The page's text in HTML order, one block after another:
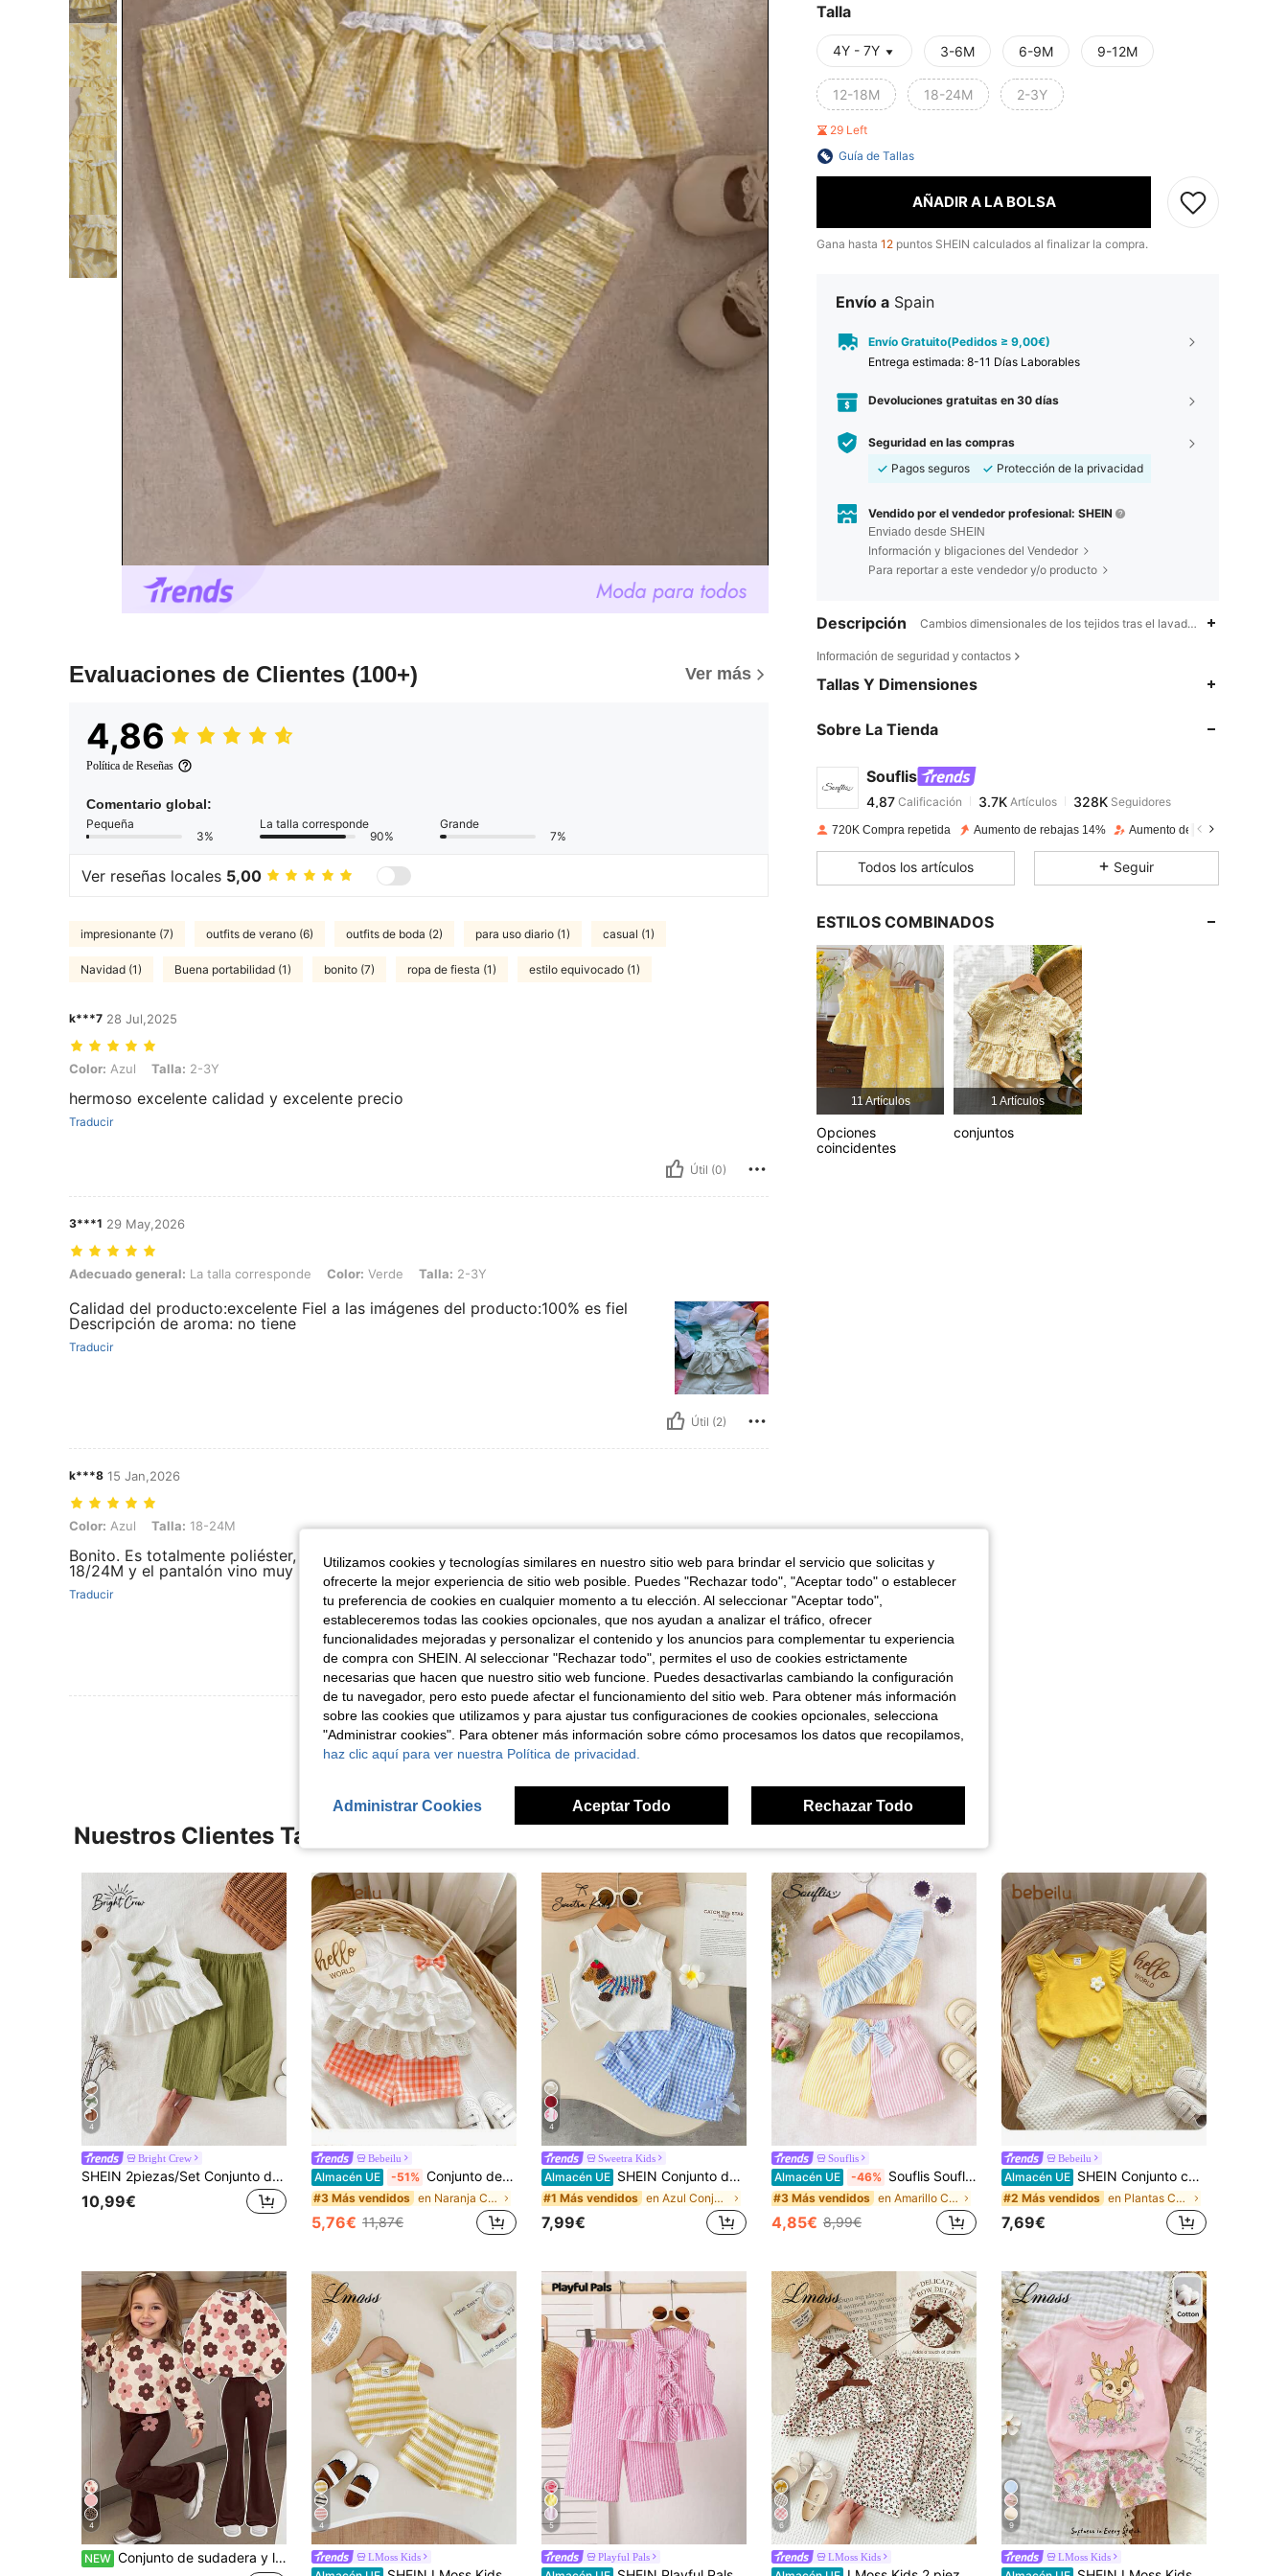
Evaluaciones de Clientes (100+) Ver más
4,86
Política de Reseñas
Comentario global:
Pequeña
3%
La talla corresponde
90%
Grande
7%
Ver reseñas locales 5,00
impresionante (7) outfits de verano (6) outfits de boda (2) para uso diario (1) casual (1)
Navidad (1) Buena portabilidad (1) bonito (7) ropa de fiesta (1) estilo equivocado (1)
k***7 28 Jul,2025
Color: Azul, Talla: 2-3Y
Color: Azul Talla: 2-3Y
hermoso excelente calidad y excelente precio
Traducir
Útil (0)
3***1 29 May,2026
Adecuado general: La talla corresponde, Color: Verde, Talla: 2-3Y
Adecuado general: La talla corresponde Color: Verde Talla: 2-3Y
Calidad del producto:excelente Fiel a las imágenes del producto:100% es fiel
Descripción de aroma: no tiene
Traducir
Útil (2)
k***8 15 Jan,2026
Color: Azul, Talla: 18-24M
Color: Azul Talla: 18-24M
Bonito. Es totalmente poliéster, la blusa viene un poco reducida para ser talla
18/24M y el pantalón vino muy largo le tuve que mandar a cortar
Traducir
Ver Más Reseñas
Talla
4Y - 7Y 3-6M 6-9M 9-12M
12-18M 18-24M 2-3Y
29 Left
Guía de Tallas
AÑADIR A LA BOLSA
Gana hasta 12 puntos SHEIN calculados al finalizar la compra.
Envío a Spain
Envío Gratuito(Pedidos ≥ 9,00€)
Entrega estimada: 8-11 Días Laborables
Devoluciones gratuitas en 30 días
Seguridad en las compras
Pagos seguros
Protección de la privacidad
Vendido por el vendedor profesional: SHEIN
Enviado desde SHEIN
Información y bligaciones del Vendedor
Para reportar a este vendedor y/o producto
Descripción Cambios dimensionales de los tejidos tras el lavado doméstico,En
Información de seguridad y contactos
Tallas Y Dimensiones
Sobre La Tienda
Souflis
4,87
4,87 Calificación
o***kpagadoHace 1 día
4,87 3.7K 328K
4,87 3.7K 328K
4,87 3.7K 328K
4,87 3.7K
720K Compra repetida Aumento de rebajas 14% Aumento de seguidores 39%
Todos los artículos Seguir
ESTILOS COMBINADOS
11 Artículos
Opciones
coincidentes
1 Artículos
conjuntos
Nuestros Clientes También Vieron
4
Bright Crew
SHEIN 2piezas/Set Conjunto de Top de Tirantes con Lazo Dulce y Pantalones Largos de Cintura Elástica Casual y Lindo para Bebé Niña de Verano
10,99€
Bebeilu
Almacén UE -51% Conjunto de top de tirantes con volantes y shorts a cuadros para niña, estilo lindo de vacaciones de verano
#3 Más vendidos en Naranja Conjuntos para niñas
5,76€ 11,87€
4
Sweetra Kids
Almacén UE SHEIN Conjunto de top sin mangas texturizado azul y pantalones cortos a cuadros azules para bebé niña, decorado con lazo azul, conjunto esencial para uso diario
#1 Más vendidos en Azul Conjuntos de camisetas sin mangas para niñ
7,99€
Souflis
Almacén UE -46% Souflis Souflis Conjunto de top y shorts con bloques de color, rayas y volantes para niña bebé de vacaciones
#3 Más vendidos en Amarillo Conjuntos para niñas
4,85€ 8,99€
Bebeilu
Almacén UE SHEIN Conjunto casual de camiseta de manga corta con decoración floral 3D y pantalones a cuadros para niña bebé "Playful Pals"
#2 Más vendidos en Plantas Conjuntos de camisas para niñas
7,69€
4
NEW Conjunto de sudadera y leggings con estampado floral lindo para bebés niñas, conjunto de pantalones acampanados de cuello redondo suave en colores Morandi.
4
LMoss Kids
5
Playful Pals
#3 Más vendidos
6
LMoss Kids
9
LMoss Kids
Utilizamos cookies y tecnologías similares en nuestro sitio web para brindar el servicio que solicitas y
ofrecerte la mejor experiencia de sitio web posible. Puedes "Rechazar todo", "Aceptar todo" o establecer
tu preferencia de cookies en cualquier momento a tu elección. Al seleccionar "Aceptar todo",
estableceremos todas las cookies opcionales, que nos ayudan a analizar el tráfico, ofrecer
funcionalidades mejoradas y personalizar el contenido y los anuncios para complementar tu experiencia
de compra con SHEIN. Al seleccionar "Rechazar todo", permites el uso de cookies estrictamente
necesarias que hacen que nuestro sitio web funcione. Puedes desactivarlas cambiando la configuración
de tu navegador, pero esto puede afectar el funcionamiento del sitio web. Para obtener más información
sobre las cookies que utilizamos y para ajustar tus configuraciones de cookies opcionales, selecciona
"Administrar cookies". Para obtener más información sobre cómo procesamos los datos que recopilamos,
haz clic aquí para ver nuestra Política de privacidad.
Administrar Cookies Aceptar Todo Rechazar Todo